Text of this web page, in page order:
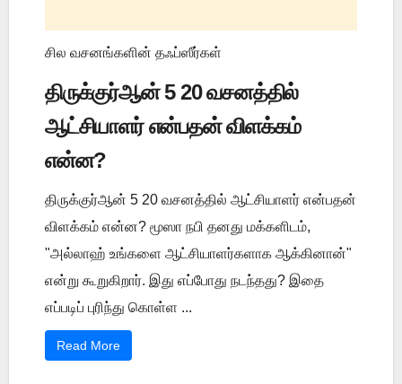
சில வசனங்களின் தஃப்ஸீர்கள்
திருக்குர்ஆன் 5 20 வசனத்தில்
ஆட்சியாளர் என்பதன் விளக்கம்
என்ன?
திருக்குர்ஆன் 5 20 வசனத்தில் ஆட்சியாளர் என்பதன்
விளக்கம் என்ன? மூஸா நபி தனது மக்களிடம்,
"அல்லாஹ் உங்களை ஆட்சியாளர்களாக ஆக்கினான்"
என்று கூறுகிறார். இது எப்போது நடந்தது? இதை
எப்படிப் புரிந்து கொள்ள ...
Read More